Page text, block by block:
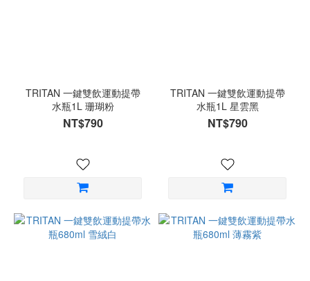
TRITAN 一鍵雙飲運動提帶
水瓶1L 珊瑚粉
NT$790
TRITAN 一鍵雙飲運動提帶
水瓶1L 星雲黑
NT$790